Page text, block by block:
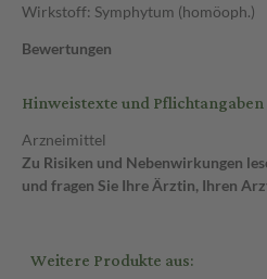
Wirkstoff: Symphytum (homöoph.)
Bewertungen
Hinweistexte und Pflichtangaben
Arzneimittel
Zu Risiken und Nebenwirkungen
und fragen Sie Ihre Ärztin, Ihren
Weitere Produkte aus: